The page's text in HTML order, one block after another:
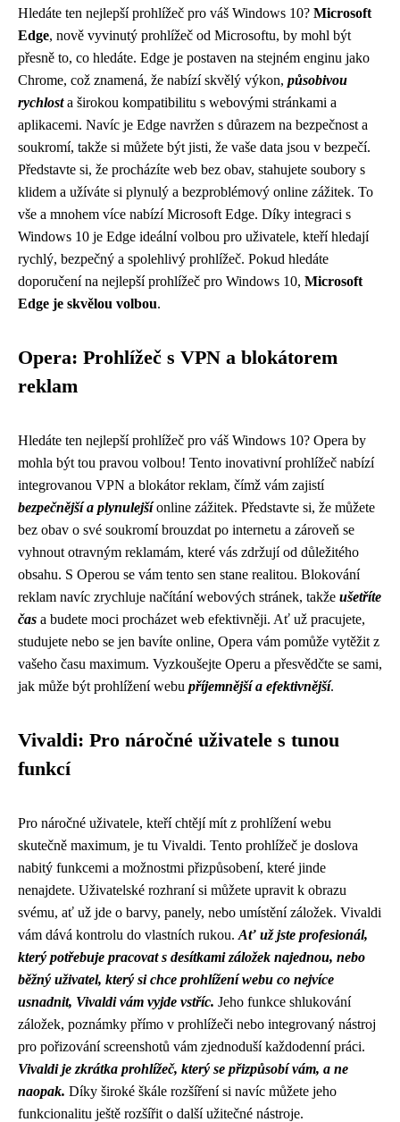
Hledáte ten nejlepší prohlížeč pro váš Windows 10? Microsoft
Edge, nově vyvinutý prohlížeč od Microsoftu, by mohl být
přesně to, co hledáte. Edge je postaven na stejném enginu jako
Chrome, což znamená, že nabízí skvělý výkon, působivou
rychlosta širokou kompatibilitu s webovými stránkami a
aplikacemi. Navíc je Edge navržen s důrazem na bezpečnost a
soukromí, takže si můžete být jisti, že vaše data jsou v bezpečí.
Představte si, že procházíte web bez obav, stahujete soubory s
klidem a užíváte si plynulý a bezproblémový online zážitek. To
vše a mnohem více nabízí Microsoft Edge. Díky integraci s
Windows 10 je Edge ideální volbou pro uživatele, kteří hledají
rychlý, bezpečný a spolehlivý prohlížeč. Pokud hledáte
doporučení na nejlepší prohlížeč pro Windows 10, Microsoft
Edge je skvělou volbou.
Opera: Prohlížeč s VPN a blokátorem
reklam
Hledáte ten nejlepší prohlížeč pro váš Windows 10? Opera by
mohla být tou pravou volbou! Tento inovativní prohlížeč nabízí
integrovanou VPN a blokátor reklam, čímž vám zajistí
bezpečnější a plynulejšíonline zážitek. Představte si, že můžete
bez obav o své soukromí brouzdat po internetu a zároveň se
vyhnout otravným reklamám, které vás zdržují od důležitého
obsahu. S Operou se vám tento sen stane realitou. Blokování
reklam navíc zrychluje načítání webových stránek, takže ušetříte
čas a budete moci procházet web efektivněji. Ať už pracujete,
studujete nebo se jen bavíte online, Opera vám pomůže vytěžit z
vašeho času maximum. Vyzkoušejte Operu a přesvědčte se sami,
jak může být prohlížení webu příjemnější a efektivnější.
Vivaldi: Pro náročné uživatele s tunou
funkcí
Pro náročné uživatele, kteří chtějí mít z prohlížení webu
skutečně maximum, je tu Vivaldi. Tento prohlížeč je doslova
nabitý funkcemi a možnostmi přizpůsobení, které jinde
nenajdete. Uživatelské rozhraní si můžete upravit k obrazu
svému, ať už jde o barvy, panely, nebo umístění záložek. Vivaldi
vám dává kontrolu do vlastních rukou. Ať už jste profesionál,
který potřebuje pracovat s desítkami záložek najednou, nebo
běžný uživatel, který si chce prohlížení webu co nejvíce
usnadnit, Vivaldi vám vyjde vstříc. Jeho funkce shlukování
záložek, poznámky přímo v prohlížeči nebo integrovaný nástroj
pro pořizování screenshotů vám zjednoduší každodenní práci.
Vivaldi je zkrátka prohlížeč, který se přizpůsobí vám, a ne
naopak. Díky široké škále rozšíření si navíc můžete jeho
funkcionalitu ještě rozšířit o další užitečné nástroje.